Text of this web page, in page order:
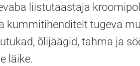
liistutaastaja
kummitihenditelt tugeva
õlijäägid, tahma ja
läike.